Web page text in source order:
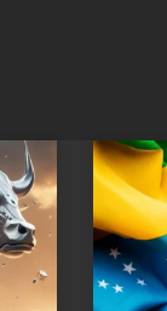
título é